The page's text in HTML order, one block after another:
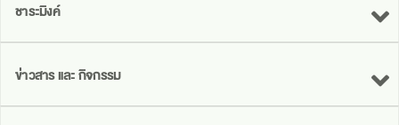
ชาระมิงค์
ข่าวสาร และ กิจกรรม